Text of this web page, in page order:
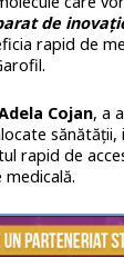
de
rapid de
Cojan, a
sănătății,
rapid de